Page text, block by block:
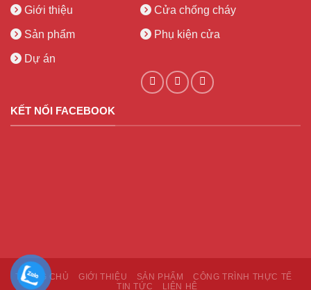
Giới thiệu
Sản phẩm
Dự án
Cửa chống cháy
Phụ kiện cửa
KẾT NỐI FACEBOOK
TRANG CHỦ GIỚI THIỆU SẢN PHẨM
CÔNG TRÌNH THỰC TẾ
TIN TỨC
LIÊN HỆ